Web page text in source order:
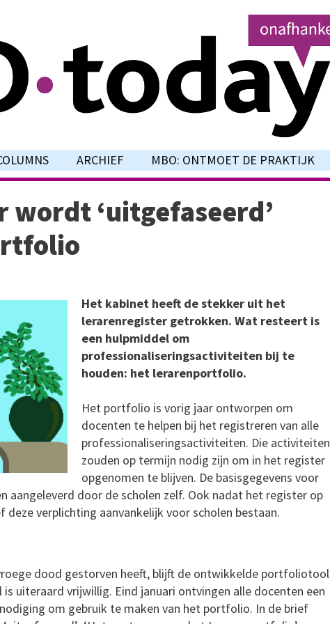
ARCHIEF MBO: ONTMOET DE PRAKTIJK
wordt ‘uitgefaseerd’
Het kabinet heeft de stekker uit het
lerarenregister getrokken. Wat resteert is
een hulpmiddel om
professionaliseringsactiviteiten bij te
houden: het lerarenportfolio.
Het portfolio is vorig jaar ontworpen om
docenten te helpen bij het registreren van alle
professionaliseringsactiviteiten. Die activiteiten
zouden op termijn nodig zijn om in het register
opgenomen te blijven. De basisgegevens voor
door de scholen zelf. Ook nadat het register op
deze verplichting aanvankelijk voor scholen bestaan.
dood gestorven heeft, blijft de ontwikkelde portfoliotool
uiteraard vrijwillig. Eind januari ontvingen alle docenten een
om gebruik te maken van het portfolio. In de brief